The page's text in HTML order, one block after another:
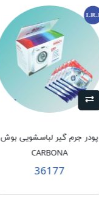
پودر جرم گیر لباسشویی بوش
CARBONA
36177